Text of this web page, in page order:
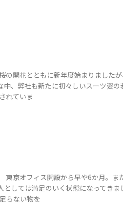
の開花とともに新年度始まりました
中、弊社も新たに初々しいスーツ姿の
れていま
京オフィス開設から早や6か月。ま
しては満足のいく状態になってきま
らない物を